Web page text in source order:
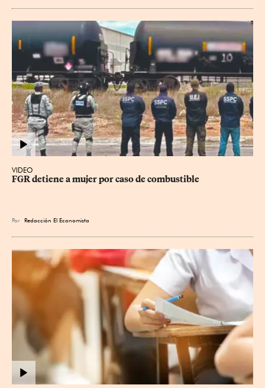
VIDEO
FGR detiene a mujer por caso de combustible
Por Redacción El Economista